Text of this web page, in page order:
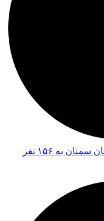
براری: تعداد نامزدهای انتخابات استان سمنان به ۱۵۶ نفر